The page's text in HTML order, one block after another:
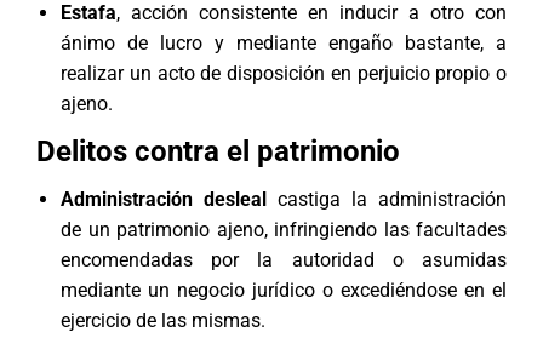
Estafa, acción consistente en inducir a otro con
ánimo de lucro y mediante engaño bastante, a
realizar un acto de disposición en perjuicio propio o
ajeno.
Delitos contra el patrimonio
Administración desleal castiga la administración
de un patrimonio ajeno, infringiendo las facultades
encomendadas por la autoridad o asumidas
mediante un negocio jurídico o excediéndose en el
ejercicio de las mismas.